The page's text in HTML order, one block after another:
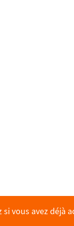
si vous avez déjà